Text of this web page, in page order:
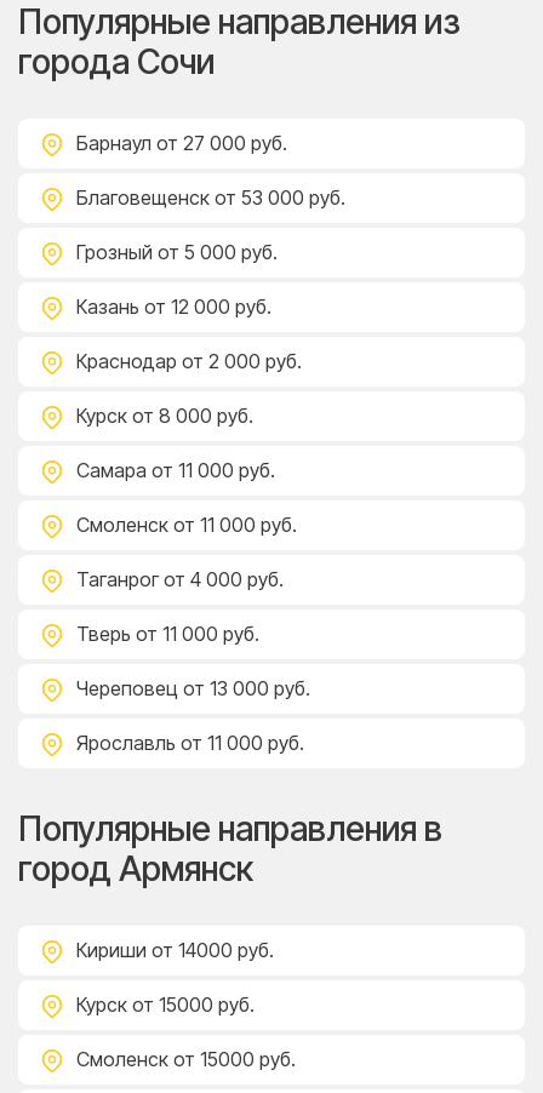
Популярные направления из
города Сочи
Барнаул от 27 000 руб.
Благовещенск от 53 000 руб.
Грозный от 5 000 руб.
Казань от 12 000 руб.
Краснодар от 2 000 руб.
Курск от 8 000 руб.
Самара от 11 000 руб.
Смоленск от 11 000 руб.
Таганрог от 4 000 руб.
Тверь от 11 000 руб.
Череповец от 13 000 руб.
Ярославль от 11 000 руб.
Популярные направления в
город Армянск
Кириши от 14000 руб.
Курск от 15000 руб.
Смоленск от 15000 руб.